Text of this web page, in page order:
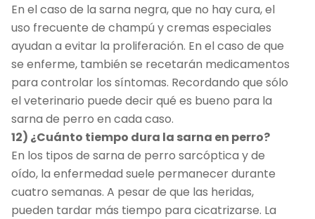
En el caso de la sarna negra, que no hay cura, el
uso frecuente de champú y cremas especiales
ayudan a evitar la proliferación. En el caso de que
se enferme, también se recetarán medicamentos
para controlar los síntomas. Recordando que sólo
el veterinario puede decir qué es bueno para la
sarna de perro en cada caso.
12) ¿Cuánto tiempo dura la sarna en perro?
En los tipos de sarna de perro sarcóptica y de
oído, la enfermedad suele permanecer durante
cuatro semanas. A pesar de que las heridas,
pueden tardar más tiempo para cicatrizarse. La